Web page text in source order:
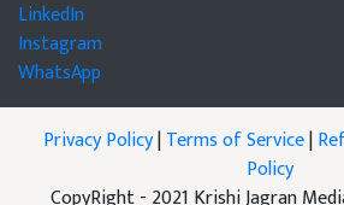
LinkedIn
Instagram
WhatsApp
Privacy Policy|Terms of Service|
Policy
CopyRight - 2021 Krishi Jagran